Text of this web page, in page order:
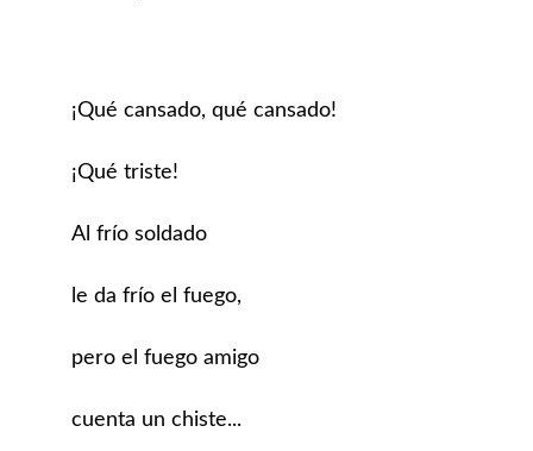
¡Qué cansado, qué cansado!
¡Qué triste!
Al frío soldado
le da frío el fuego,
pero el fuego amigo
cuenta un chiste...